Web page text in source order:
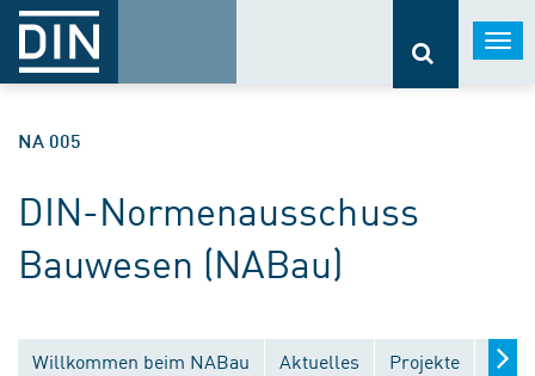
NA 005
DIN-Normenausschuss
Bauwesen (NABau)
Willkommen beim NABau Aktuelles Projekte